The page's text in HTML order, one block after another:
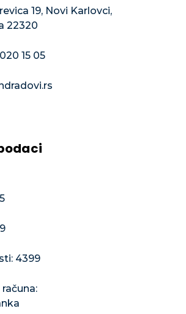
19, Novi Karlovci,
22320
15 05
4399